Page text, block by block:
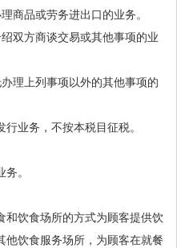
品或劳务进出口的业务。
方商谈交易或其他事项的业
上列事项以外的其他事项的
业务，不按本税目征税。
。
饮食场所的方式为顾客提供饮
饮食服务场所，为顾客在就餐